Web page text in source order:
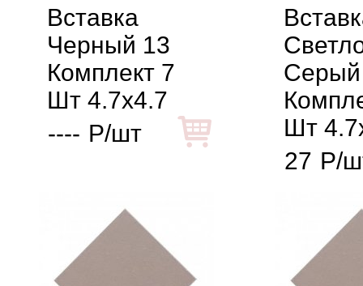
Вставка
Черный 13
Комплект 7
Шт 4.7x4.7
---- Р/шт
Шт
27 Р/